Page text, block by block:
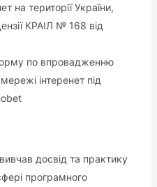
на території України,
КРАІЛ № 168 від
по впровадженню
інтеренет під
досвід та практику
програмного